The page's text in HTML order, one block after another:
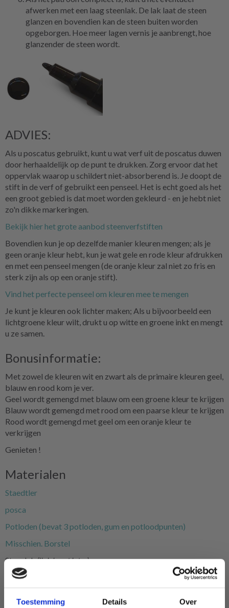
Toestemming Details Over
afwerken met een laag steenlak. De lak laat de steen
glanzen en bovendien kan de steen buiten worden
opgeborgen. Hoe meer lagen vernis je aanbrengt, hoe
glanzender de steen wordt.
ADVIES:
Als u poscatus gebruikt, kunt u wat verf uit de poscatus duwen
door herhaaldelijk op de punt te drukken. Zorg ervoor dat het
oppervlak waarop u schildert niet-absorberend is. Je doopt de
stift in de verf of gebruikt een penseel. Het is echt goed als het
een groot gebied is dat moet worden gekleurd - en je hebt niet
zo'n dikke markeringen.
Bekijk hier het grote aanbod steenverfstiften
Bovendien kun je op dezelfde manier kleuren mengen; als je
geen oranje kleur hebt, kun je wat gele en rode kleur afdrukken
en met een penseel mengen (de oranje kleur zal niet zo fris en
sterk zijn als op een oranje stift).
Vind het perfecte penseel om kleuren mee te mengen
Je kunt je kleuren ook lichter maken; Als u bijvoorbeeld een
lichtgroene kleur wilt, drukt u op witte en groene inkt en mengt
u ze samen.
Bonusinformatie:
Met zowel de kleuren wit en zwart als de primaire kleuren geel,
blauw en rood kom je ver.
Geel wordt gemengd met blauw om een groene kleur te krijgen
Blauw wordt gemengd met rood om een paarse kleur te krijgen
Rood wordt gemengd met geel om een oranje kleur te
verkrijgen
Genieten !
Materialen
Staedtler
posca
Potloden (bevat 3 potloden, gum en potloodpunten)
Misschien. Borstel
Steenlak(link komt later)
Andere producten om mee te schilderen en tekenen kun je hier
bekijken